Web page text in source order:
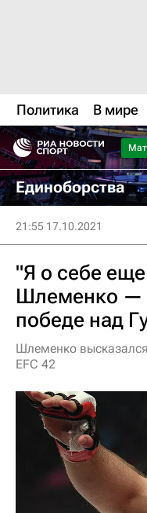
Политика В мире
Единоборства
21:55 17.10.2021
"Я о себе
Шлеменко —
победе над
Шлеменко
EFC 42